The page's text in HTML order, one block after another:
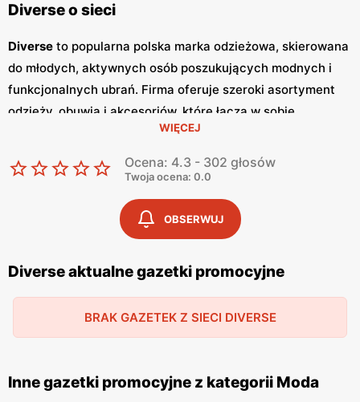
Diverse o sieci
Diverse to popularna polska marka odzieżowa, skierowana
do młodych, aktywnych osób poszukujących modnych i
funkcjonalnych ubrań. Firma oferuje szeroki asortyment
odzieży, obuwia i akcesoriów, które łączą w sobie
nowoczesny design i wysoką jakość wykonania. Klienci
niskie ceny oraz częste promocje
umożliwiają zakupy w korzystnych warunkach. Jednym z
kluczowych elementów strategii marketingowej
regularnie wydawane
gazetki promocyjne
prezentują najnowsze kolekcje, wyprzedaże oraz
specjalne oferty, dzięki czemu klienci mogą planować
swoje zakupy i korzystać z wyjątkowych okazji cenowych.
jak i online, co umożliwia łatwy dostęp do aktualnych ofert.
każdy klient znajdzie coś dla siebie. Marka stawia na
WIĘCEJ
Ocena: 4.3 - 302 głosów
Twoja ocena: 0.0
OBSERWUJ
Diverse aktualne gazetki promocyjne
BRAK GAZETEK Z SIECI DIVERSE
Inne gazetki promocyjne z kategorii Moda